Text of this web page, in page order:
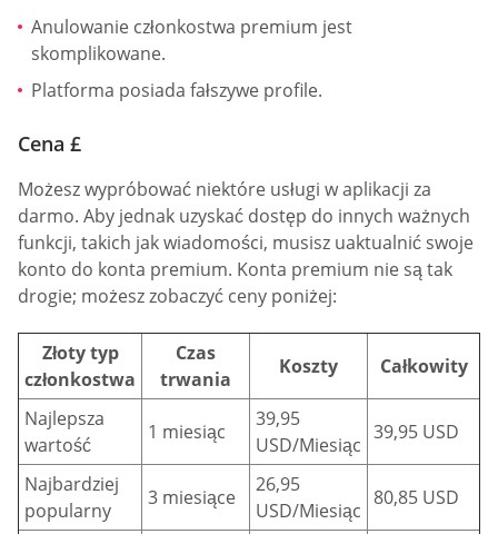
Anulowanie członkostwa premium jest
skomplikowane.
Platforma posiada fałszywe profile.
Cena £
Możesz wypróbować niektóre usługi w aplikacji za
darmo. Aby jednak uzyskać dostęp do innych ważnych
funkcji, takich jak wiadomości, musisz uaktualnić swoje
konto do konta premium. Konta premium nie są tak
drogie; możesz zobaczyć ceny poniżej:
Złoty typ
członkostwa
Czas
trwania
Koszty Całkowity
Najlepsza
wartość
1 miesiąc
39,95
USD/Miesiąc
39,95 USD
Najbardziej
popularny
3 miesiące
26,95
USD/Miesiąc
80,85 USD